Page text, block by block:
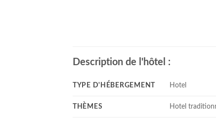
Description de l'hôtel :
TYPE D'HÉBERGEMENT Hotel
THÈMES Hotel